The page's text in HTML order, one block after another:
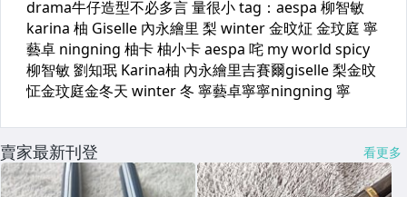
賣家最新刊登 看更多